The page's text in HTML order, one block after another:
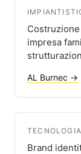
impresa
AL Burnec →
Brand